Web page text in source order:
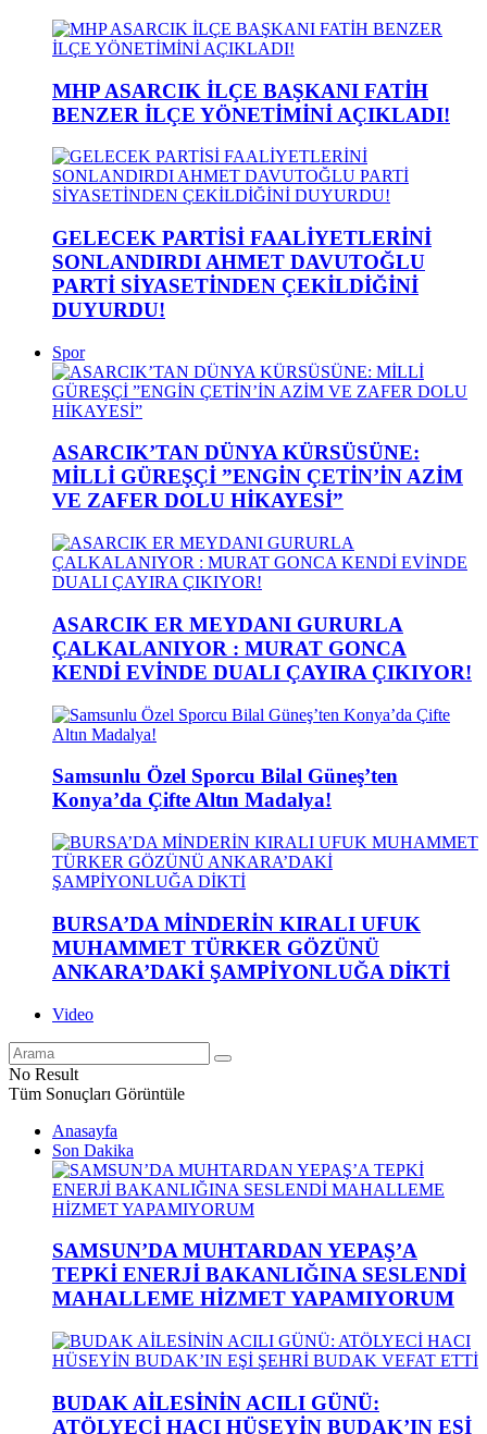
MHP ASARCIK İLÇE BAŞKANI FATİH
BENZER İLÇE YÖNETİMİNİ AÇIKLADI!
GELECEK PARTİSİ FAALİYETLERİNİ
SONLANDIRDI AHMET DAVUTOĞLU
PARTİ SİYASETİNDEN ÇEKİLDİĞİNİ
DUYURDU!
Spor
ASARCIK’TAN DÜNYA KÜRSÜSÜNE:
MİLLİ GÜREŞÇİ ”ENGİN ÇETİN’İN AZİM
VE ZAFER DOLU HİKAYESİ”
ASARCIK ER MEYDANI GURURLA
ÇALKALANIYOR : MURAT GONCA
KENDİ EVİNDE DUALI ÇAYIRA ÇIKIYOR!
Samsunlu Özel Sporcu Bilal Güneş’ten
Konya’da Çifte Altın Madalya!
BURSA’DA MİNDERİN KIRALI UFUK
MUHAMMET TÜRKER GÖZÜNÜ
ANKARA’DAKİ ŞAMPİYONLUĞA DİKTİ
Video
No Result
Tüm Sonuçları Görüntüle
Anasayfa
Son Dakika
SAMSUN’DA MUHTARDAN YEPAŞ’A
TEPKİ ENERJİ BAKANLIĞINA SESLENDİ
MAHALLEME HİZMET YAPAMIYORUM
BUDAK AİLESİNİN ACILI GÜNÜ:
ATÖLYECİ HACI HÜSEYİN BUDAK’IN EŞİ